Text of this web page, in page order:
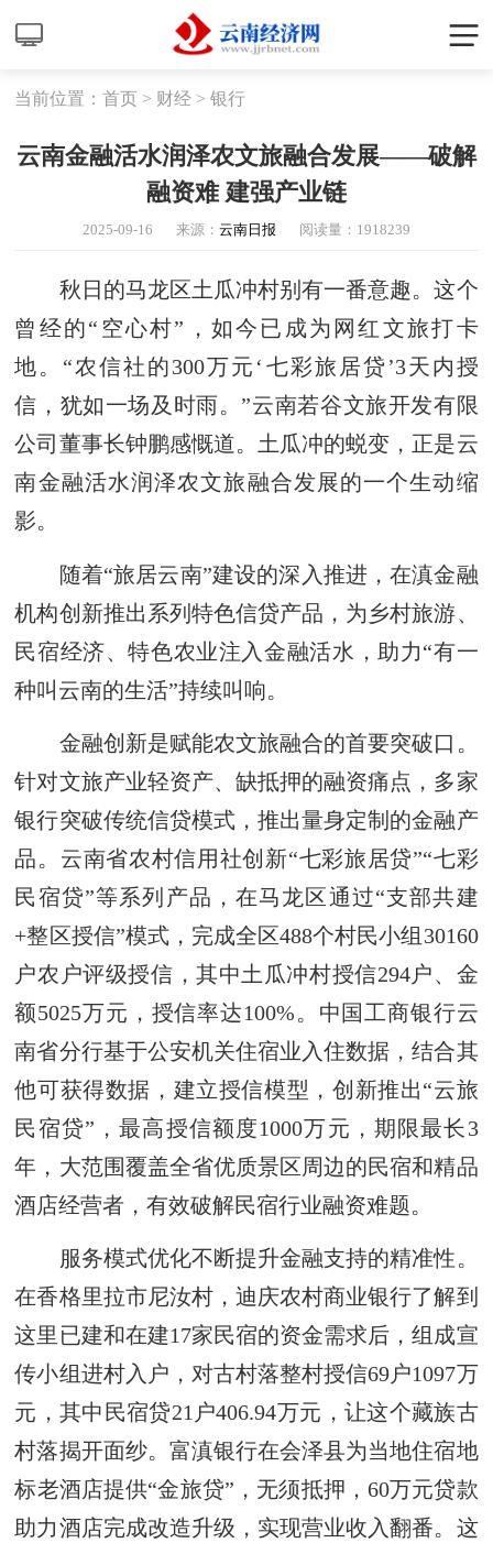
当前位置：首页 > 财经 >银行
云南金融活水润泽农文旅融合发展——破解
融资难 建强产业链
2025-09-16 来源： 云南日报 阅读量： 1918239
秋日的马龙区土瓜冲村别有一番意趣。这个
曾经的“空心村”，如今已成为网红文旅打卡
地。“农信社的300万元‘七彩旅居贷’3天内授
信，犹如一场及时雨。”云南若谷文旅开发有限
公司董事长钟鹏感慨道。土瓜冲的蜕变，正是云
南金融活水润泽农文旅融合发展的一个生动缩
影。
随着“旅居云南”建设的深入推进，在滇金融
机构创新推出系列特色信贷产品，为乡村旅游、
民宿经济、特色农业注入金融活水，助力“有一
种叫云南的生活”持续叫响。
金融创新是赋能农文旅融合的首要突破口。
针对文旅产业轻资产、缺抵押的融资痛点，多家
银行突破传统信贷模式，推出量身定制的金融产
品。云南省农村信用社创新“七彩旅居贷”“七彩
民宿贷”等系列产品，在马龙区通过“支部共建
+整区授信”模式，完成全区488个村民小组30160
户农户评级授信，其中土瓜冲村授信294户、金
额5025万元，授信率达100%。中国工商银行云
南省分行基于公安机关住宿业入住数据，结合其
他可获得数据，建立授信模型，创新推出“云旅
民宿贷”，最高授信额度1000万元，期限最长3
年，大范围覆盖全省优质景区周边的民宿和精品
酒店经营者，有效破解民宿行业融资难题。
服务模式优化不断提升金融支持的精准性。
在香格里拉市尼汝村，迪庆农村商业银行了解到
这里已建和在建17家民宿的资金需求后，组成宣
传小组进村入户，对古村落整村授信69户1097万
元，其中民宿贷21户406.94万元，让这个藏族古
村落揭开面纱。富滇银行在会泽县为当地住宿地
标老酒店提供“金旅贷”，无须抵押，60万元贷款
助力酒店完成改造升级，实现营业收入翻番。这